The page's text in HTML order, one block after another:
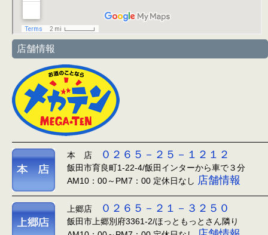
店舗情報
本 店 ０２６５－２５－１２１２
飯田市育良町1-22-4/飯田インターから車で３分
AM10：00～PM7：00 定休日なし 店舗情報
上郷店 ０２６５－２１－３２５０
飯田市上郷別府3361-2/ほっともっとさん隣り